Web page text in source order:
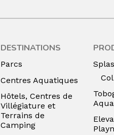
DESTINATIONS
Parcs
Centres Aquatiques
Hôtels, Centres de
Villégiature et
Terrains de
Camping